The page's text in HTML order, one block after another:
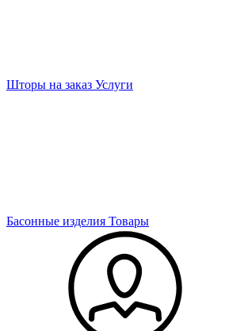
Шторы на заказ Услуги
Басонные изделия Товары